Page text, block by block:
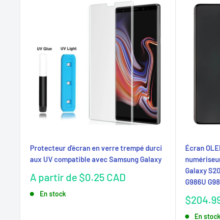
Protecteur d'écran en verre trempé durci
aux UV compatible avec Samsung Galaxy
Prix
réduit
A partir de $0.25 CAD
En stock
Écran
Galaxy
G986U
Prix
En stock